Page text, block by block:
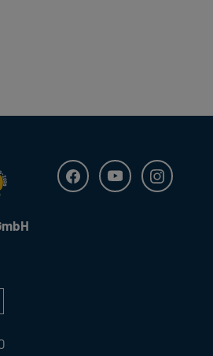
Trend Fahrzeuge
FacebookYoutube